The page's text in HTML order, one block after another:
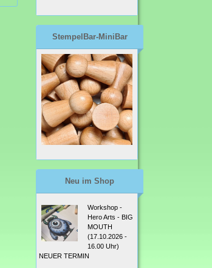
StempelBar-MiniBar
Neu im Shop
Workshop -
Hero Arts - BIG
MOUTH
(17.10.2026 -
16.00 Uhr)
NEUER TERMIN